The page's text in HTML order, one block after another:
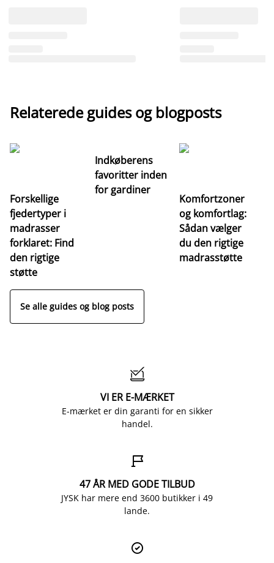
Relaterede guides og blogposts
Forskellige
fjedertyper i
madrasser
forklaret: Find
den rigtige
støtte
Indkøberens
favoritter inden
for gardiner
Komfortzoner
og komfortlag:
Sådan vælger
du den rigtige
madrasstøtte
Se alle guides og blog posts

VI ER E-MÆRKET
E-mærket er din garanti for en sikker
handel.

47 ÅR MED GODE TILBUD
JYSK har mere end 3600 butikker i 49
lande.
